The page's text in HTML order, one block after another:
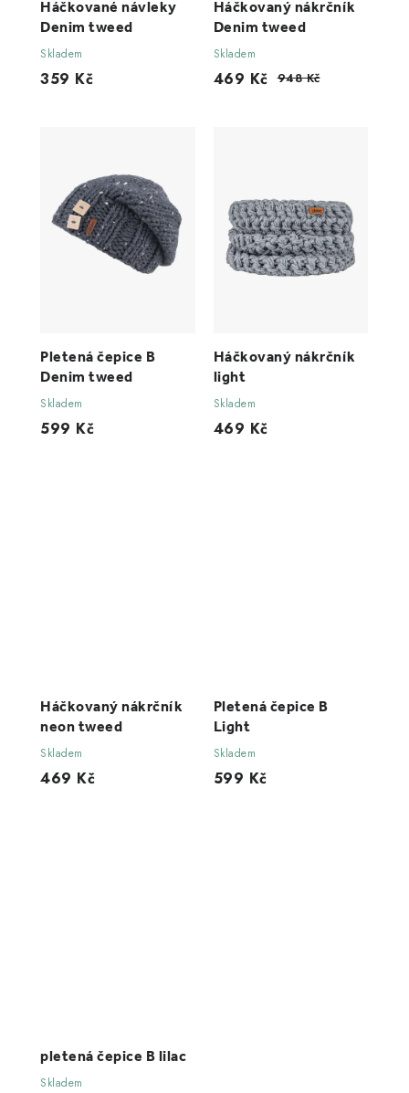
Háčkované návleky
Denim tweed
Skladem
359 Kč
Háčkovaný nákrčník
Denim tweed
Skladem
469 Kč 948 Kč
Pletená čepice B
Denim tweed
Skladem
599 Kč
Háčkovaný nákrčník
light
Skladem
469 Kč
Háčkovaný nákrčník
neon tweed
Skladem
469 Kč
Pletená čepice B
Light
Skladem
599 Kč
pletená čepice B lilac
Skladem